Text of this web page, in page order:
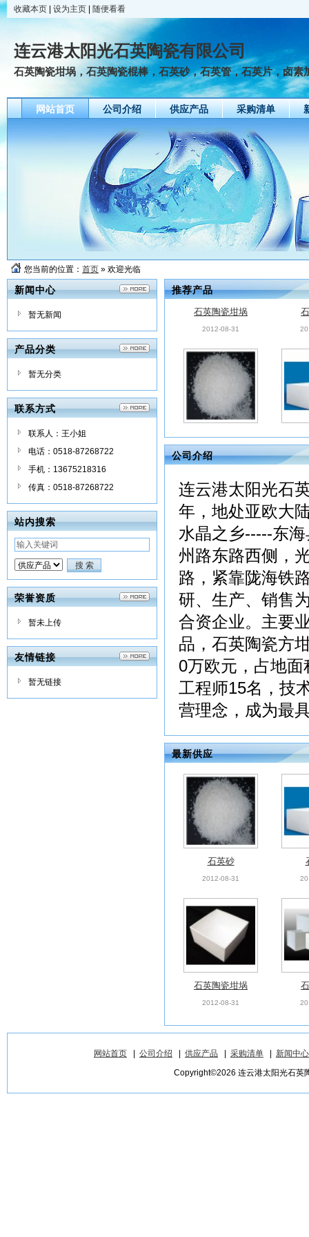
收藏本页 设为主页 随便看看
连云港太阳光石英陶瓷有限公司
石英陶瓷坩埚，石英陶瓷棍棒，石英砂，石英管，石英片，卤素
网站首页 公司介绍 供应产品 采购清单
您当前的位置： 首页 » 欢迎光临
新闻中心
暂无新闻
产品分类
暂无分类
联系方式
联系人：王小姐
电话：0518-87268722
手机：13675218316
传真：0518-87268722
站内搜索
荣誉资质
暂未上传
友情链接
暂无链接
推荐产品
石英砂
2012-08-31
石英陶瓷坩埚
石英砂
石英陶瓷坩埚
2012-08-31
公司介绍
连云港太阳光石
年，地处亚欧大
水晶之乡-----东
州路东路西侧，
路，紧靠陇海铁
研、生产、销售
合资企业。主要
品，石英陶瓷方
0万欧元，占地
工程师15名，技
营理念，成为最
最新供应
石英砂
2012-08-31
石英陶瓷坩埚
2012-08-31
网站首页 公司介绍 供应产品 采购清单
新闻中心
Copyright©2026 连云港太阳光石英